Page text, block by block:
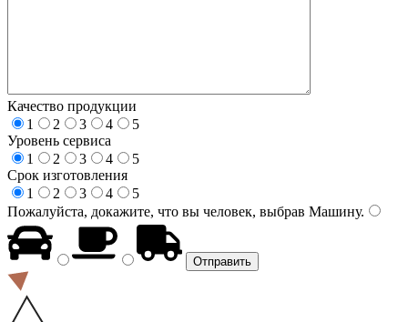
Качество продукции
1
2 3 4
5
Уровень сервиса
1
2 3 4
5
Срок изготовления
1
2 3 4
5
Пожалуйста, докажите, что вы человек, выбрав Машину.